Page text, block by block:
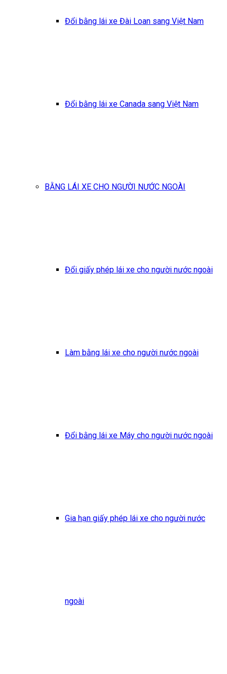
Đổi bằng lái xe Đài Loan sang Việt Nam
Đổi bằng lái xe Canada sang Việt Nam
BẰNG LÁI XE CHO NGƯỜI NƯỚC NGOÀI
Đổi giấy phép lái xe cho người nước ngoài
Làm bằng lái xe cho người nước ngoài
Đổi bằng lái xe Máy cho người nước ngoài
Gia hạn giấy phép lái xe cho người nước
ngoài